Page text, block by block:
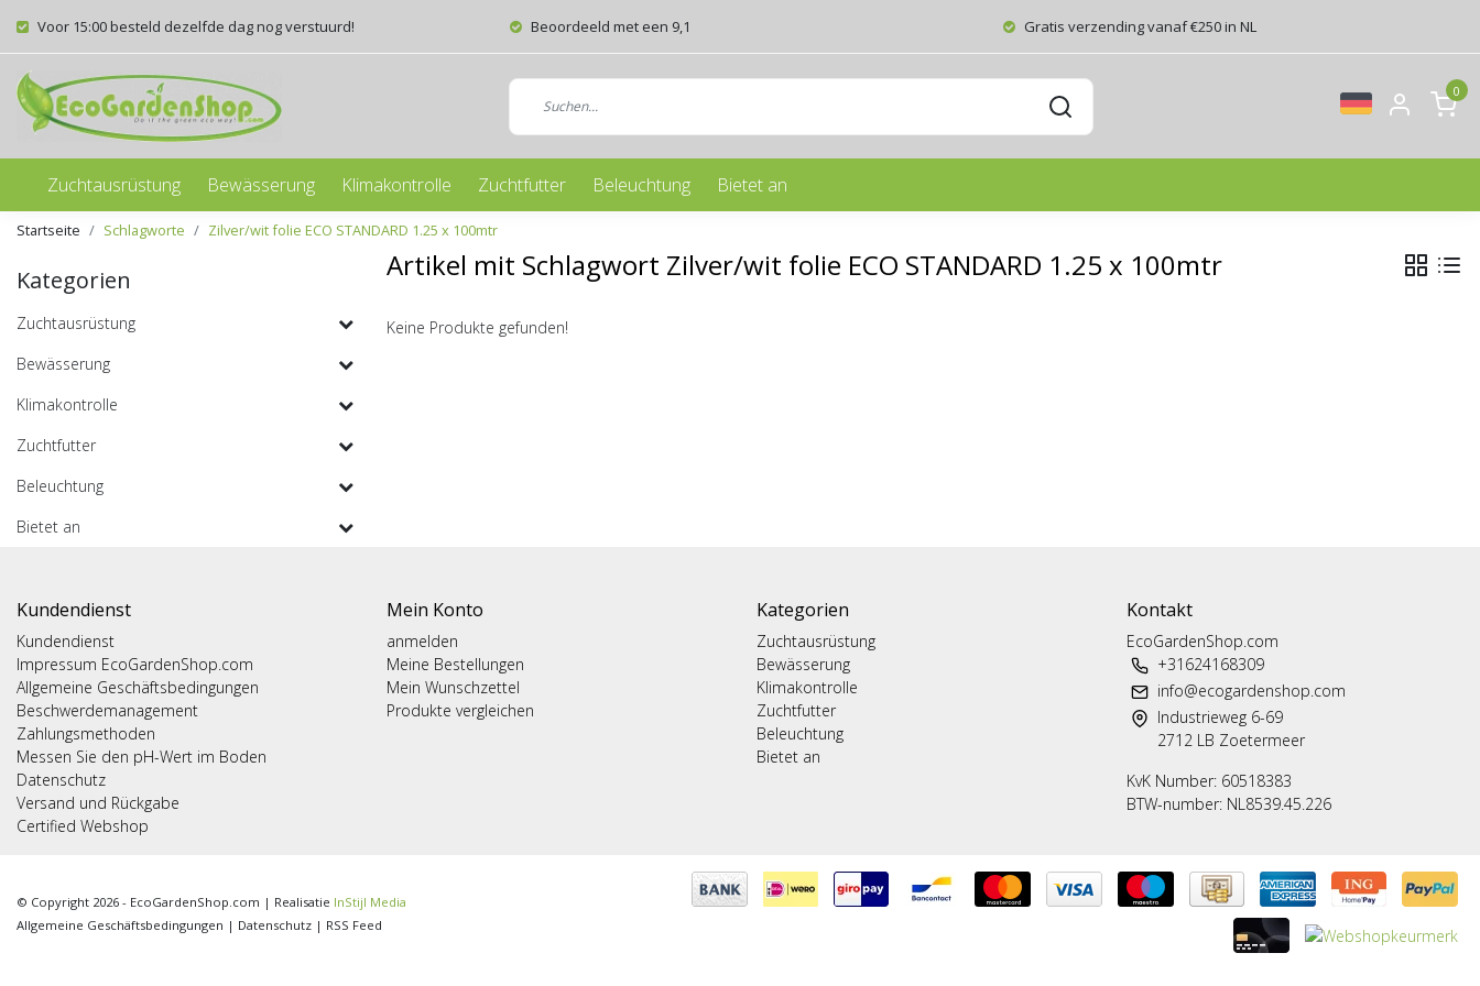
Voor 15:00 besteld dezelfde dag nog verstuurd! Beoordeeld met een 9,1 Gratis verzending vanaf €250 in NL
0
Zuchtausrüstung Bewässerung Klimakontrolle Zuchtfutter Beleuchtung Bietet an
Startseite Schlagworte Zilver/wit folie ECO STANDARD 1.25 x 100mtr
Kategorien
Zuchtausrüstung
Bewässerung
Klimakontrolle
Zuchtfutter
Beleuchtung
Bietet an
Artikel mit Schlagwort Zilver/wit folie ECO STANDARD 1.25 x 100mtr
Keine Produkte gefunden!
Kundendienst
Kundendienst
Impressum EcoGardenShop.com
Allgemeine Geschäftsbedingungen
Beschwerdemanagement
Zahlungsmethoden
Messen Sie den pH-Wert im Boden
Datenschutz
Versand und Rückgabe
Certified Webshop
Mein Konto
anmelden
Meine Bestellungen
Mein Wunschzettel
Produkte vergleichen
Kategorien
Zuchtausrüstung
Bewässerung
Klimakontrolle
Zuchtfutter
Beleuchtung
Bietet an
Kontakt
EcoGardenShop.com
+31624168309
info@ecogardenshop.com
Industrieweg 6-69
2712 LB Zoetermeer
KvK Number: 60518383
BTW-number: NL8539.45.226
© Copyright 2026 - EcoGardenShop.com | Realisatie InStijl Media
Allgemeine Geschäftsbedingungen | Datenschutz | RSS Feed